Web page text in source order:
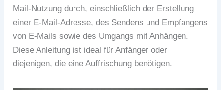
Mail-Nutzung durch, einschließlich der Erstellung
einer E-Mail-Adresse, des Sendens und Empfangens
von E-Mails sowie des Umgangs mit Anhängen.
Diese Anleitung ist ideal für Anfänger oder
diejenigen, die eine Auffrischung benötigen.